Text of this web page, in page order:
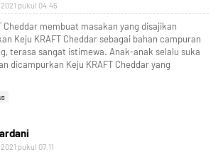
pukul 04.45
Cheddar membuat masakan yang disajikan
Keju KRAFT Cheddar sebagai bahan campuran
terasa sangat istimewa. Anak-anak selalu suka
dicampurkan Keju KRAFT Cheddar yang
pukul 07.11